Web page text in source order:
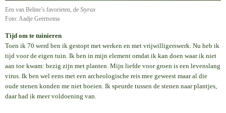
Een van Beline’s favorieten, de Styrax
Foto: Aadje Geertsema
Tijd om te tuinieren
Toen ik 70 werd ben ik gestopt met werken en met vrijwilligerswerk. Nu heb ik
tijd voor de eigen tuin. Ik ben in mijn element omdat ik kan doen waar ik niet
aan toe kwam: bezig zijn met planten. Mijn liefde voor groen is een levenslang
virus. Ik ben wel eens met een archeologische reis mee geweest maar al die
oude stenen konden me niet boeien. Ik speurde tussen de stenen naar plantjes,
daar had ik meer voldoening van.